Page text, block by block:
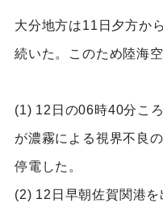
大分地方は11日夕方か
続いた。このため陸海
(1) 12日の06時40分こ
が濃霧による視界不良
停電した。
(2) 12日早朝佐賀関港